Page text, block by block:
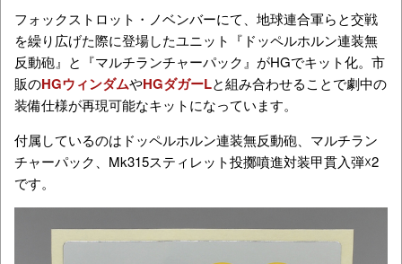
フォックストロット・ノベンバーにて、地球連合軍らと交戦
を繰り広げた際に登場したユニット『ドッペルホルン連装無
反動砲』と『マルチランチャーパック』がHGでキット化。市
販のHGウィンダムやHGダガーLと組み合わせることで劇中の
装備仕様が再現可能なキットになっています。
付属しているのはドッペルホルン連装無反動砲、マルチラン
チャーパック、Mk315スティレット投擲噴進対装甲貫入弾☓2
です。